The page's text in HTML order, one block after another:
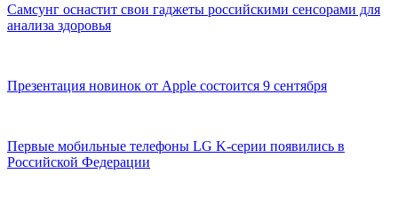
Самсунг оснастит свои гаджеты российскими сенсорами для
анализа здоровья
Презентация новинок от Apple состоится 9 сентября
Первые мобильные телефоны LG K-серии появились в
Российской Федерации